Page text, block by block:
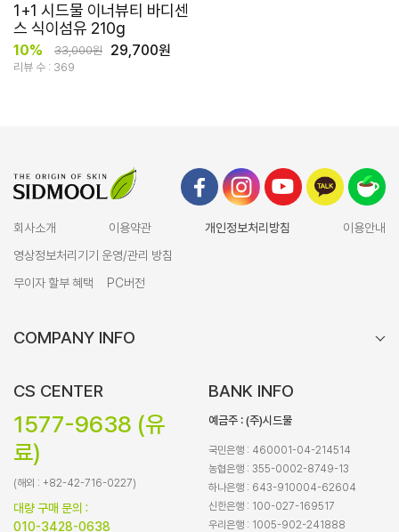
1+1 시드물 이너뷰티 바디센
스 식이섬유 210g
10% 33,000원 29,700원
리뷰 수 : 369
회사소개 이용약관 개인정보처리방침
이용안내
영상정보처리기기 운영/관리 방침
무이자 할부 혜택
PC버전
COMPANY INFO
CS CENTER
1577-9638 (유
료)
(해외 : +82-42-716-0227)
대량 구매 문의 :
010-3428-0638
BANK INFO
예금주 : (주)시드물
국민은행 : 460001-04-214514
농협은행 : 355-0002-8749-13
하나은행 : 643-910004-62604
신한은행 : 100-027-169517
우리은행 : 1005-902-241888